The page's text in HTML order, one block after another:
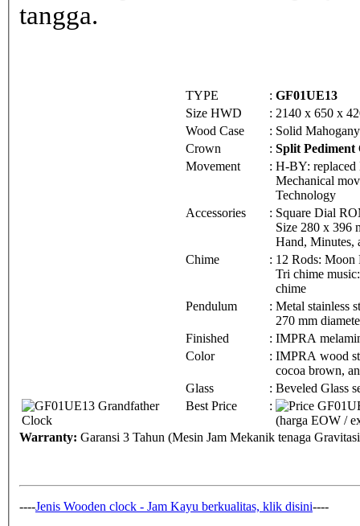
tangga.
TYPE : GF01UE13
Size HWD
: 2140 x 650 x
Wood Case
: Solid
Crown
: Split Pediment
Movement
: H-BY: replaced
Mechanical
Technology
Accessories
: Square Dial
Size 280 x 396
Hand, Minutes,
Chime
: 12 Rods: Moon
Tri chime
chime
Pendulum
: Metal stainless
270 mm
Finished
: IMPRA
Color
: IMPRA wood
cocoa brown,
Glass
: Beveled Glass
Best Price
:
(harga EOW /
Warranty: Garansi 3 Tahun (Mesin Jam Mekanik tenaga
----Jenis Wooden clock - Jam Kayu berkualitas, klik disini----